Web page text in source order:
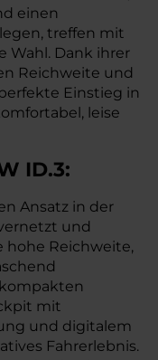
einen
treffen mit
Wahl. Dank ihrer
Reichweite und
Einstieg in
leise
ID.3:
Ansatz in der
und
hohe Reichweite,
mit
und digitalem
Fahrerlebnis.